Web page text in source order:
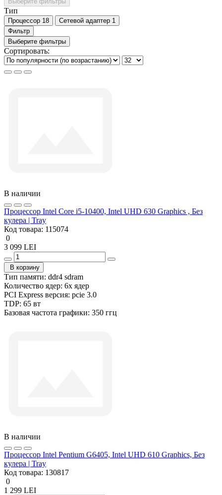
Тип
Процессор 18 Сетевой адаптер 1
Фильтр
Выберите фильтры
Сортировать:
В наличии
Процессор Intel Core i5-10400, Intel UHD 630 Graphics , Без
кулера | Tray
Код товара: 115074
0
3 099 LEI
В корзину
Тип памяти: ddr4 sdram
Количество ядер: 6x ядер
PCI Express версия: pcie 3.0
TDP: 65 вт
Базовая частота графики: 350 ггц
В наличии
Процессор Intel Pentium G6405, Intel UHD 610 Graphics, Без
кулера | Tray
Код товара: 130817
0
1 299 LEI